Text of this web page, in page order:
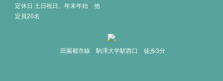
定休日 土日祝日、年末年始 他
定員20名
田園都市線 駒澤大学駅西口 徒歩3分